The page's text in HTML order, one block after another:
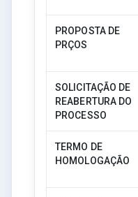
PROPOSTA DE
PRÇOS
SOLICITAÇÃO DE
REABERTURA DO
PROCESSO
TERMO DE
HOMOLOGAÇÃO